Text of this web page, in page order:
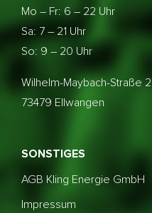
Mo – Fr: 6 – 22 Uhr
Sa: 7 – 21 Uhr
So: 9 – 20 Uhr
Wilhelm-Maybach-Straße 2
73479 Ellwangen
SONSTIGES
AGB Kling Energie GmbH
Impressum